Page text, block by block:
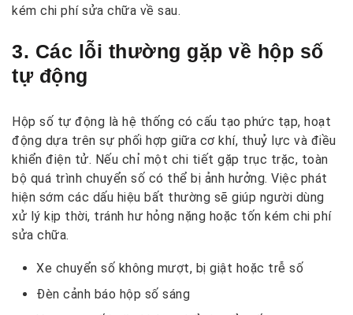
kém chi phí sửa chữa về sau.
3. Các lỗi thường gặp về hộp số
tự động
Hộp số tự động là hệ thống có cấu tạo phức tạp, hoạt
động dựa trên sự phối hợp giữa cơ khí, thuỷ lực và điều
khiển điện tử. Nếu chỉ một chi tiết gặp trục trặc, toàn
bộ quá trình chuyển số có thể bị ảnh hưởng. Việc phát
hiện sớm các dấu hiệu bất thường sẽ giúp người dùng
xử lý kịp thời, tránh hư hỏng nặng hoặc tốn kém chi phí
sửa chữa.
Xe chuyển số không mượt, bị giật hoặc trễ số
Đèn cảnh báo hộp số sáng